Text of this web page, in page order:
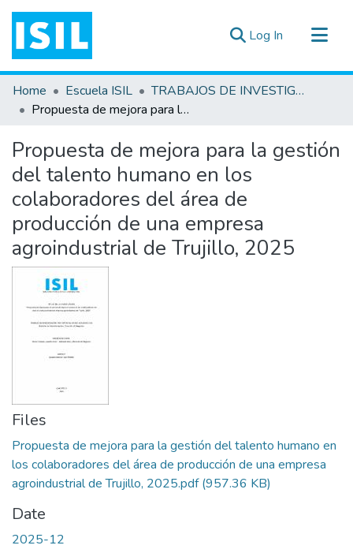
Log In (current)
All of DSpace
Statistics
Documentos ▾
Home Escuela ISIL
TRABAJOS DE INVESTIGACIÓN
Propuesta de mejora para la gestión del talento humano en los colaboradores del área de producción de una empresa agroindustrial de Trujillo, 2025
Propuesta de mejora para la gestión
del talento humano en los
colaboradores del área de
producción de una empresa
agroindustrial de Trujillo, 2025
Files
Propuesta de mejora para la gestión del talento humano en
los colaboradores del área de producción de una empresa
agroindustrial de Trujillo, 2025.pdf(957.36 KB)
Date
2025-12